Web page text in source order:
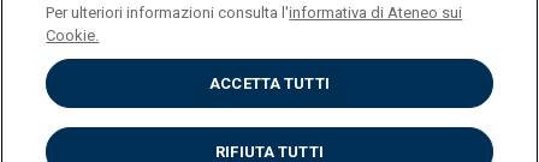
Privacy
Accessibilità
Cookies
Per ulteriori informazioni consulta l'informativa di Ateneo sui
Cookie.
ACCETTA TUTTI
RIFIUTA TUTTI